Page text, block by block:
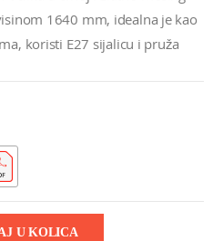
1640 mm, idealna je kao
koristi E27 sijalicu i pruža
U KOLICA